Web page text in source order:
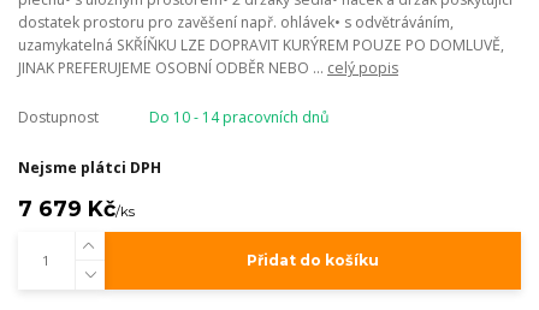
dostatek prostoru pro zavěšení např. ohlávek• s odvětráváním,
uzamykatelná SKŘÍŇKU LZE DOPRAVIT KURÝREM POUZE PO DOMLUVĚ,
JINAK PREFERUJEME OSOBNÍ ODBĚR NEBO ... celý popis
Dostupnost Do 10 - 14 pracovních dnů
Nejsme plátci DPH
7 679 Kč/ks
Přidat do košíku